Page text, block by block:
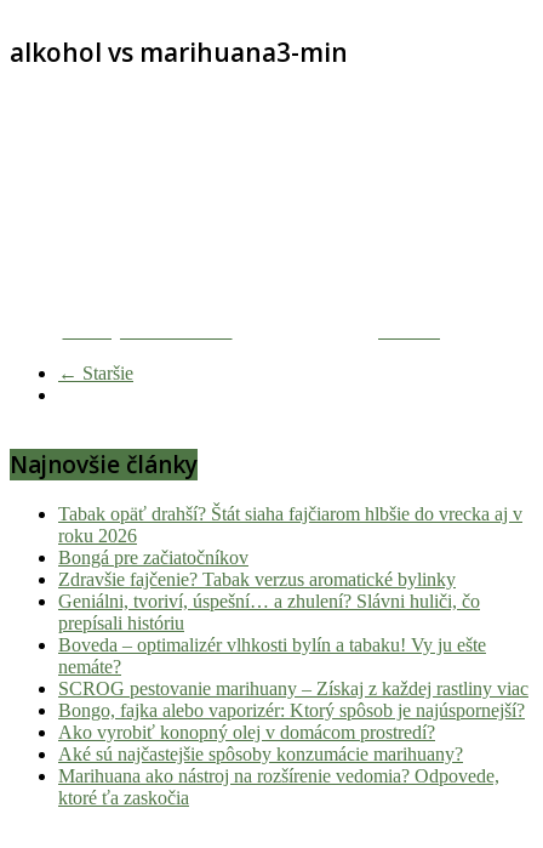
alkohol vs marihuana3-min
← Staršie
Najnovšie články
Tabak opäť drahší? Štát siaha fajčiarom hlbšie do vrecka aj v
roku 2026
Bongá pre začiatočníkov
Zdravšie fajčenie? Tabak verzus aromatické bylinky
Geniálni, tvoriví, úspešní… a zhulení? Slávni huliči, čo
prepísali históriu
Boveda – optimalizér vlhkosti bylín a tabaku! Vy ju ešte
nemáte?
SCROG pestovanie marihuany – Získaj z každej rastliny viac
Bongo, fajka alebo vaporizér: Ktorý spôsob je najúspornejší?
Ako vyrobiť konopný olej v domácom prostredí?
Aké sú najčastejšie spôsoby konzumácie marihuany?
Marihuana ako nástroj na rozšírenie vedomia? Odpovede,
ktoré ťa zaskočia